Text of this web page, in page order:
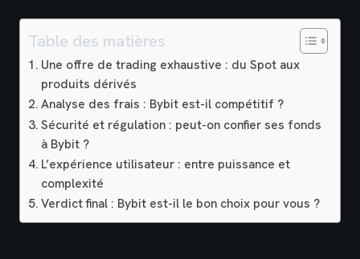
Table des matières
Une offre de trading exhaustive : du Spot aux
produits dérivés
Analyse des frais : Bybit est-il compétitif ?
Sécurité et régulation : peut-on confier ses fonds
à Bybit ?
L’expérience utilisateur : entre puissance et
complexité
Verdict final : Bybit est-il le bon choix pour vous ?